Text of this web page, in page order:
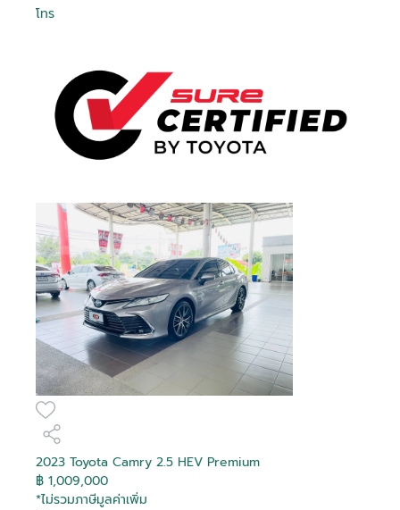
โทร
2023 Toyota Camry 2.5 HEV Premium
฿ 1,009,000
*ไม่รวมภาษีมูลค่าเพิ่ม